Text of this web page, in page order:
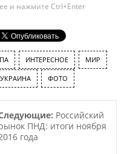
и нажмите Ctrl+Enter
ИНТЕРЕСНОЕ МИР
УКРАИНА ФОТО
Российский
ПНД: итоги ноября
года